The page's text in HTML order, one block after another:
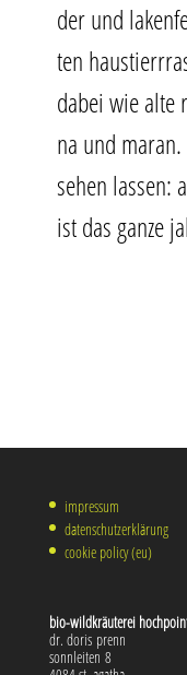
der und
ten
dabei wie alte
na und
sehen las­sen:
ist das gan­ze
impressum
datenschutzerklärung
cookie policy (eu)
bio-wild­kräu­te­rei
dr. doris prenn
sonn­lei­ten 8